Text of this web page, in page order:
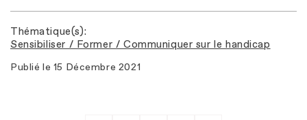
Thématique(s)
Sensibiliser / Former / Communiquer sur le handicap
Publié le 15 Décembre 2021